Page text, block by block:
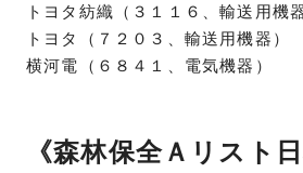
トヨタ紡織（３１１６、輸送用機器
トヨタ（７２０３、輸送用機器）
横河電（６８４１、電気機器）
《森林保全Ａリスト